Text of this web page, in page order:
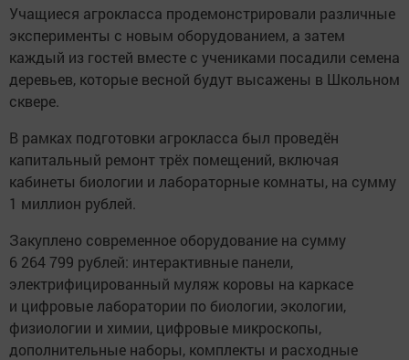
Учащиеся агрокласса продемонстрировали различные
эксперименты с новым оборудованием, а затем
каждый из гостей вместе с учениками посадили семена
деревьев, которые весной будут высажены в Школьном
сквере.
В рамках подготовки агрокласса был проведён
капитальный ремонт трёх помещений, включая
кабинеты биологии и лабораторные комнаты, на сумму
1 миллион рублей.
Закуплено современное оборудование на сумму
6 264 799 рублей: интерактивные панели,
электрифицированный муляж коровы на каркасе
и цифровые лаборатории по биологии, экологии,
физиологии и химии, цифровые микроскопы,
дополнительные наборы, комплекты и расходные